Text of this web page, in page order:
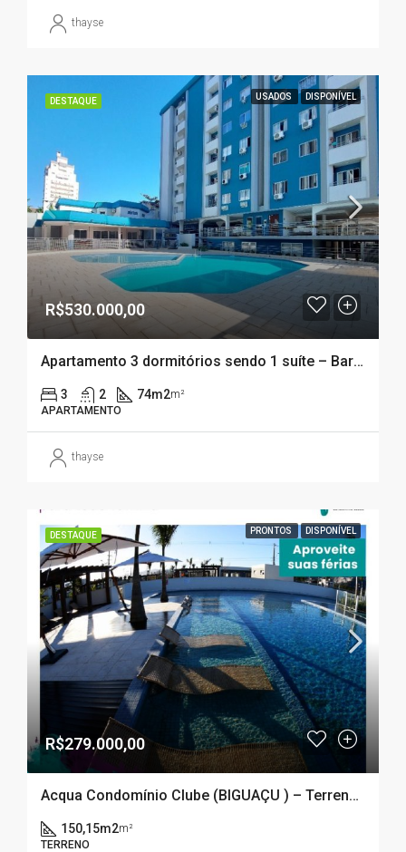
thayse
DESTAQUE USADOS DISPONÍVEL
R$530.000,00
Apartamento 3 dormitórios sendo 1 suíte – Barreiros ( São josé – SC)
3 2 74m2m²
APARTAMENTO
thayse
DESTAQUE PRONTOS DISPONÍVEL
R$279.000,00
Acqua Condomínio Clube (BIGUAÇU ) – Terreno em Condomínio Fechado – DELTAVILLE – BIGUAÇU – SC
150,15m2m²
TERRENO